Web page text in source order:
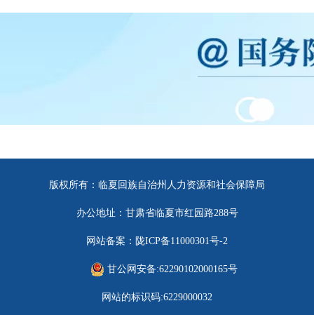
版权所有：临夏回族自治州人力资源和社会保障局
办公地址：甘肃省临夏市红园路288号
网站备案：陇ICP备11000301号-2
甘公网安备:62290102000165号
网站的标识码:6229000032